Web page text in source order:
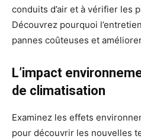
conduits d’air et à vérifier les
Découvrez pourquoi
pannes coûteuses et
L’impact
de climatisation
Examinez les effets
pour découvrir les nouvelles